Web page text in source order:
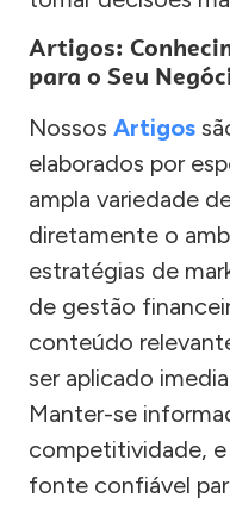
Artigos:
para o Seu
Nossos Artigos
elaborados por
ampla variedade
diretamente o
estratégias de
de gestão
conteúdo
ser aplicado
Manter-se
competitividade,
fonte confiável